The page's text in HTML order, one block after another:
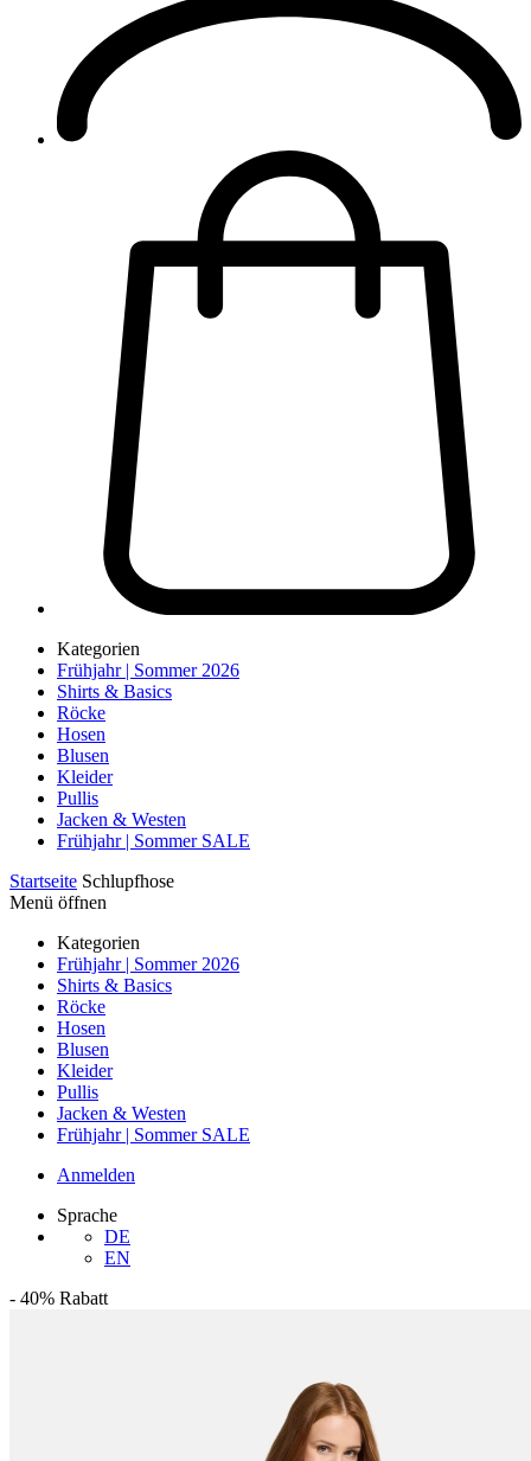
Kategorien
Frühjahr | Sommer 2026
Shirts & Basics
Röcke
Hosen
Blusen
Kleider
Pullis
Jacken & Westen
Frühjahr | Sommer SALE
Startseite Schlupfhose
Menü öffnen
Kategorien
Frühjahr | Sommer 2026
Shirts & Basics
Röcke
Hosen
Blusen
Kleider
Pullis
Jacken & Westen
Frühjahr | Sommer SALE
Anmelden
Sprache
DE
EN
- 40% Rabatt